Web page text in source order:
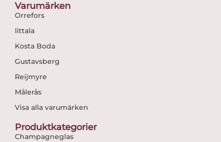
Varumärken
Orrefors
Iittala
Kosta Boda
Gustavsberg
Reijmyre
Målerås
Visa alla varumärken
Produktkategorier
Champagneglas